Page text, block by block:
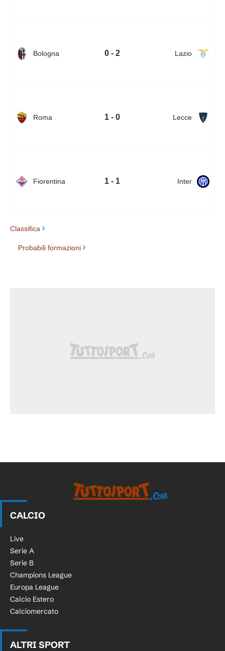
Bologna 0 - 2 Lazio
Roma 1 - 0 Lecce
Fiorentina 1 - 1 Inter
Classifica
Probabili formazioni
CALCIO
Live
Serie A
Serie B
Champions League
Europa League
Calcio Estero
Calciomercato
ALTRI SPORT